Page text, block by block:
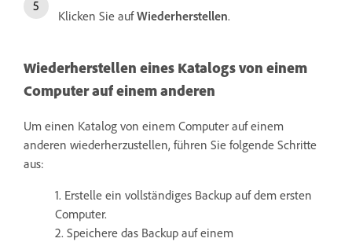
Klicken Sie aufWiederherstellen.
Wiederherstellen eines Katalogs von einem
Computer auf einem anderen
Um einen Katalog von einem Computer auf einem
anderen wiederherzustellen, führen Sie folgende Schritte
aus:
1. Erstelle ein vollständiges Backup auf dem ersten
Computer.
2. Speichere das Backup auf einem